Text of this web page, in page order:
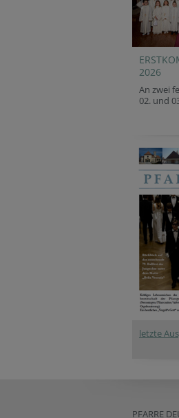
2026
An zwei
02. und
letzte
PFARRE